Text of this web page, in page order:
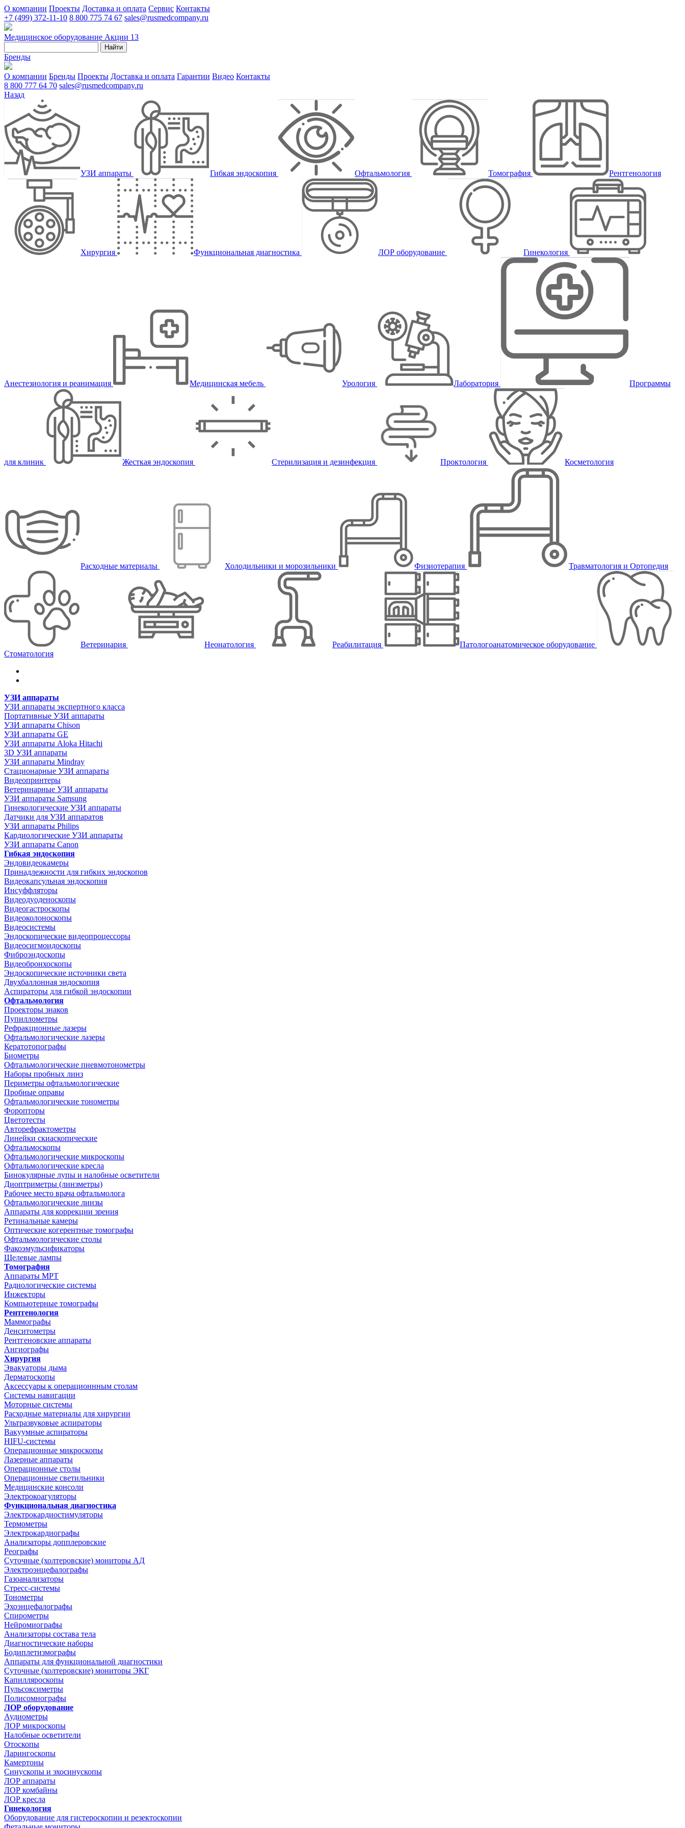
О компании Проекты Доставка и оплата Сервис Контакты
+7 (499) 372-11-10 8 800 775 74 67 sales@rusmedcompany.ru
Медицинское оборудование Акции 13
Найти
Бренды
О компании Бренды Проекты Доставка и оплата Гарантии Видео Контакты
8 800 777 64 70 sales@rusmedcompany.ru
Назад
УЗИ аппараты Гибкая эндоскопия Офтальмология Томография Рентгенология
Хирургия Функциональная диагностика ЛОР оборудование Гинекология
Анестезиология и реанимация Медицинская мебель Урология Лаборатория Программы
для клиник Жесткая эндоскопия Стерилизация и дезинфекция Проктология Косметология
Расходные материалы Холодильники и морозильники Физиотерапия Травматология и Ортопедия
Ветеринария Неонатология Реабилитация
Патологоанатомическое оборудование
Стоматология
УЗИ аппараты
УЗИ аппараты экспертного класса
Портативные УЗИ аппараты
УЗИ аппараты Chison
УЗИ аппараты GE
УЗИ аппараты Aloka Hitachi
3D УЗИ аппараты
УЗИ аппараты Mindray
Стационарные УЗИ аппараты
Видеопринтеры
Ветеринарные УЗИ аппараты
УЗИ аппараты Samsung
Гинекологические УЗИ аппараты
Датчики для УЗИ аппаратов
УЗИ аппараты Philips
Кардиологические УЗИ аппараты
УЗИ аппараты Canon
Гибкая эндоскопия
Эндовидеокамеры
Принадлежности для гибких эндоскопов
Видеокапсульная эндоскопия
Инсуффляторы
Видеодуоденоскопы
Видеогастроскопы
Видеоколоноскопы
Видеосистемы
Эндоскопические видеопроцессоры
Видеосигмоидоскопы
Фиброэндоскопы
Видеобронхоскопы
Эндоскопические источники света
Двухбаллонная эндоскопия
Аспираторы для гибкой эндоскопии
Офтальмология
Проекторы знаков
Пупиллометры
Рефракционные лазеры
Офтальмологические лазеры
Кератотопографы
Биометры
Офтальмологические пневмотонометры
Наборы пробных линз
Периметры офтальмологические
Пробные оправы
Офтальмологические тонометры
Форопторы
Цветотесты
Авторефрактометры
Линейки скиаскопические
Офтальмоскопы
Офтальмологические микроскопы
Офтальмологические кресла
Бинокулярные лупы и налобные осветители
Диоптриметры (линзметры)
Рабочее место врача офтальмолога
Офтальмологические линзы
Аппараты для коррекции зрения
Ретинальные камеры
Оптические когерентные томографы
Офтальмологические столы
Факоэмульсификаторы
Щелевые лампы
Томография
Аппараты МРТ
Радиологические системы
Инжекторы
Компьютерные томографы
Рентгенология
Маммографы
Денситометры
Рентгеновские аппараты
Ангиографы
Хирургия
Эвакуаторы дыма
Дерматоскопы
Аксессуары к операционнным столам
Системы навигации
Моторные системы
Расходные материалы для хирургии
Ультразвуковые аспираторы
Вакуумные аспираторы
HIFU-системы
Операционные микроскопы
Лазерные аппараты
Операционные столы
Операционные светильники
Медицинские консоли
Электрокоагуляторы
Функциональная диагностика
Электрокардиостимуляторы
Термометры
Электрокардиографы
Анализаторы допплеровские
Реографы
Суточные (холтеровские) мониторы АД
Электроэнцефалографы
Газоанализаторы
Стресс-системы
Тонометры
Эхоэнцефалографы
Спирометры
Нейромиографы
Анализаторы состава тела
Диагностические наборы
Бодиплетизмографы
Аппараты для функциональной диагностики
Суточные (холтеровские) мониторы ЭКГ
Капилляроскопы
Пульсоксиметры
Полисомнографы
ЛОР оборудование
Аудиометры
ЛОР микроскопы
Налобные осветители
Отоскопы
Ларингоскопы
Камертоны
Синускопы и эхосинускопы
ЛОР аппараты
ЛОР комбайны
ЛОР кресла
Гинекология
Оборудование для гистероскопии и резектоскопии